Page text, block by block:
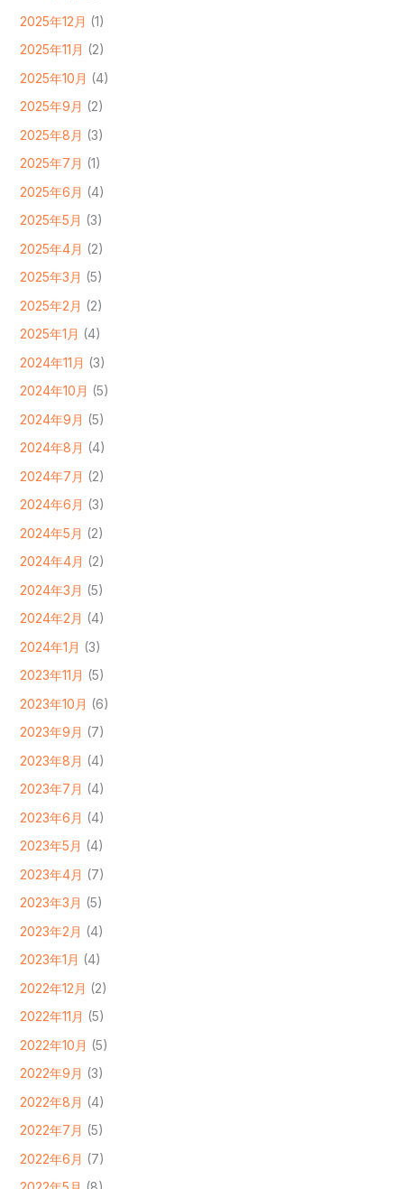
2025年12月 (1)
2025年11月 (2)
2025年10月 (4)
2025年9月 (2)
2025年8月 (3)
2025年7月 (1)
2025年6月 (4)
2025年5月 (3)
2025年4月 (2)
2025年3月 (5)
2025年2月 (2)
2025年1月 (4)
2024年11月 (3)
2024年10月 (5)
2024年9月 (5)
2024年8月 (4)
2024年7月 (2)
2024年6月 (3)
2024年5月 (2)
2024年4月 (2)
2024年3月 (5)
2024年2月 (4)
2024年1月 (3)
2023年11月 (5)
2023年10月 (6)
2023年9月 (7)
2023年8月 (4)
2023年7月 (4)
2023年6月 (4)
2023年5月 (4)
2023年4月 (7)
2023年3月 (5)
2023年2月 (4)
2023年1月 (4)
2022年12月 (2)
2022年11月 (5)
2022年10月 (5)
2022年9月 (3)
2022年8月 (4)
2022年7月 (5)
2022年6月 (7)